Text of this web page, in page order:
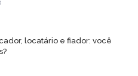
locatário e fiador: você